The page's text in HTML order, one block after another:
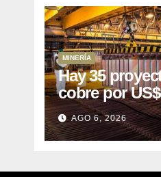
MINERÍA
Hay 35
cobre por
millones que
puede
AGO 6, 2026